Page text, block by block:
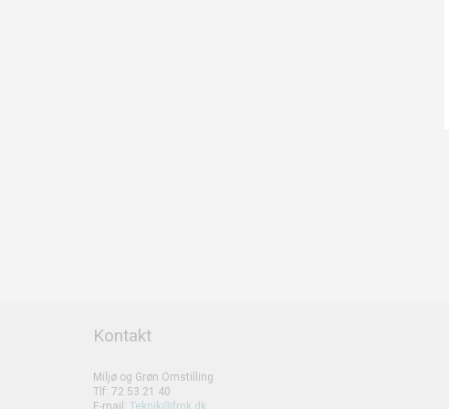
Kontakt
Miljø og Grøn Omstilling
Tlf: 72 53 21 40
E-mail: Teknik@fmk.dk